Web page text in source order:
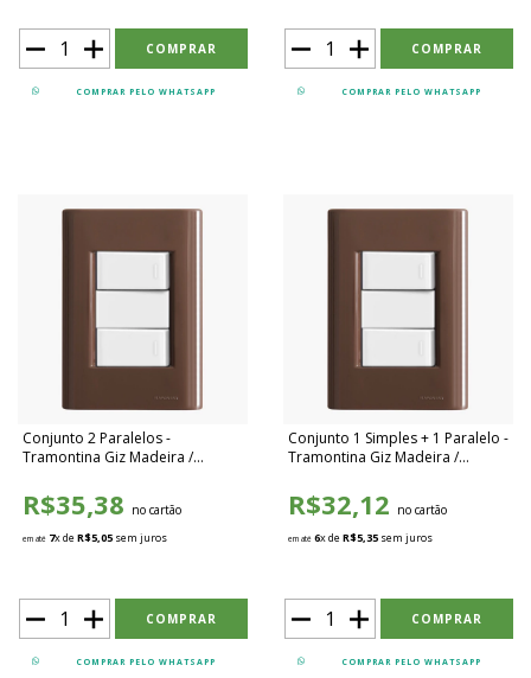
COMPRAR PELO WHATSAPP COMPRAR PELO WHATSAPP
Conjunto 2 Paralelos -
Tramontina Giz Madeira /
R$35,38 no cartão
em até 7x deR$5,05 sem juros
COMPRAR PELO WHATSAPP
Conjunto 1 Simples + 1 Paralelo -
Tramontina Giz Madeira /
R$32,12 no cartão
em até 6x deR$5,35 sem juros
COMPRAR PELO WHATSAPP